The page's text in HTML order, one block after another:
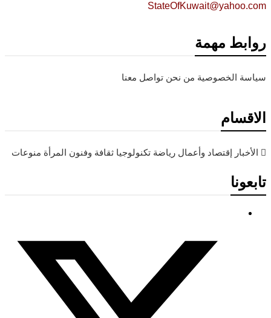
StateOfKuwait@yahoo.com
روابط مهمة
سياسة الخصوصية من نحن تواصل معنا
الاقسام
الأخبار إقتصاد وأعمال رياضة تكنولوجيا ثقافة وفنون المرأة منوعات
تابعونا